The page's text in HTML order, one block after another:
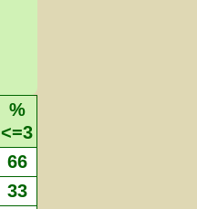
%
<=3
66
33